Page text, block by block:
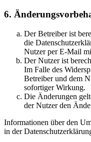
6.
Der Betreiber ist
die
Nutzer per E-Mail
Der Nutzer ist
Im Falle des
Betreiber und dem
sofortiger Wirkung.
Die Änderungen
der Nutzer den
Informationen über den
in der